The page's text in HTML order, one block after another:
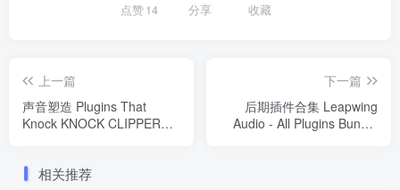
点赞14 分享 收藏
上一篇
声音塑造 Plugins That
Knock KNOCK CLIPPER
下一篇
后期插件合集 Leapwing
Audio - All Plugins Bundle
相关推荐